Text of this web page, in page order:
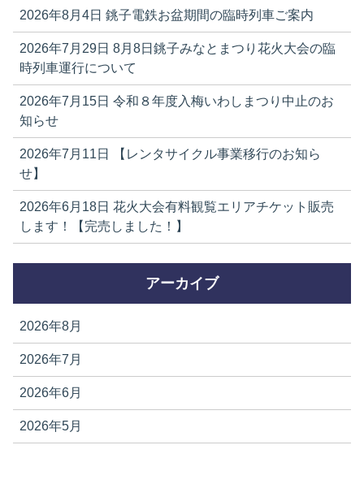
2026年8月4日 銚子電鉄お盆期間の臨時列車ご案内
2026年7月29日 8月8日銚子みなとまつり花火大会の臨
時列車運行について
2026年7月15日 令和８年度入梅いわしまつり中止のお
知らせ
2026年7月11日
【レンタサイクル事業移行のお知ら
せ】
2026年6月18日 花火大会有料観覧エリアチケット販売
します！【完売しました！】
アーカイブ
2026年8月
2026年7月
2026年6月
2026年5月